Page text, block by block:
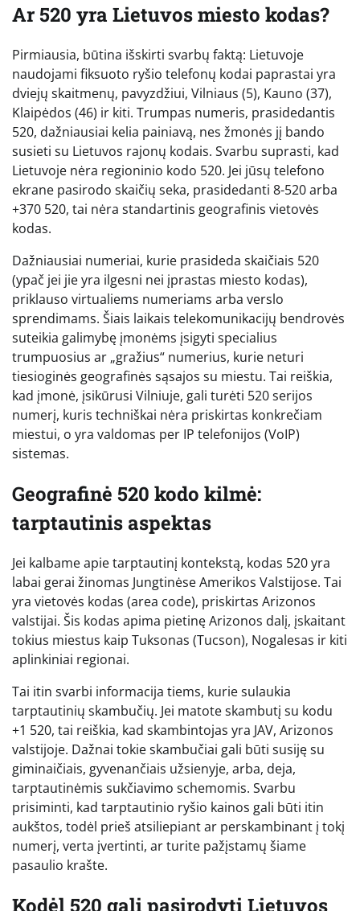
Ar 520 yra Lietuvos miesto kodas?
Pirmiausia, būtina išskirti svarbų faktą: Lietuvoje
naudojami fiksuoto ryšio telefonų kodai paprastai yra
dviejų skaitmenų, pavyzdžiui, Vilniaus (5), Kauno (37),
Klaipėdos (46) ir kiti. Trumpas numeris, prasidedantis
520, dažniausiai kelia painiavą, nes žmonės jį bando
susieti su Lietuvos rajonų kodais. Svarbu suprasti, kad
Lietuvoje nėra regioninio kodo 520. Jei jūsų telefono
ekrane pasirodo skaičių seka, prasidedanti 8-520 arba
+370 520, tai nėra standartinis geografinis vietovės
kodas.
Dažniausiai numeriai, kurie prasideda skaičiais 520
(ypač jei jie yra ilgesni nei įprastas miesto kodas),
priklauso virtualiems numeriams arba verslo
sprendimams. Šiais laikais telekomunikacijų bendrovės
suteikia galimybę įmonėms įsigyti specialius
trumpuosius ar „gražius“ numerius, kurie neturi
tiesioginės geografinės sąsajos su miestu. Tai reiškia,
kad įmonė, įsikūrusi Vilniuje, gali turėti 520 serijos
numerį, kuris techniškai nėra priskirtas konkrečiam
miestui, o yra valdomas per IP telefonijos (VoIP)
sistemas.
Geografinė 520 kodo kilmė:
tarptautinis aspektas
Jei kalbame apie tarptautinį kontekstą, kodas 520 yra
labai gerai žinomas Jungtinėse Amerikos Valstijose. Tai
yra vietovės kodas (area code), priskirtas Arizonos
valstijai. Šis kodas apima pietinę Arizonos dalį, įskaitant
tokius miestus kaip Tuksonas (Tucson), Nogalesas ir kiti
aplinkiniai regionai.
Tai itin svarbi informacija tiems, kurie sulaukia
tarptautinių skambučių. Jei matote skambutį su kodu
+1 520, tai reiškia, kad skambintojas yra JAV, Arizonos
valstijoje. Dažnai tokie skambučiai gali būti susiję su
giminaičiais, gyvenančiais užsienyje, arba, deja,
tarptautinėmis sukčiavimo schemomis. Svarbu
prisiminti, kad tarptautinio ryšio kainos gali būti itin
aukštos, todėl prieš atsiliepiant ar perskambinant į tokį
numerį, verta įvertinti, ar turite pažįstamų šiame
pasaulio krašte.
Kodėl 520 gali pasirodyti Lietuvos